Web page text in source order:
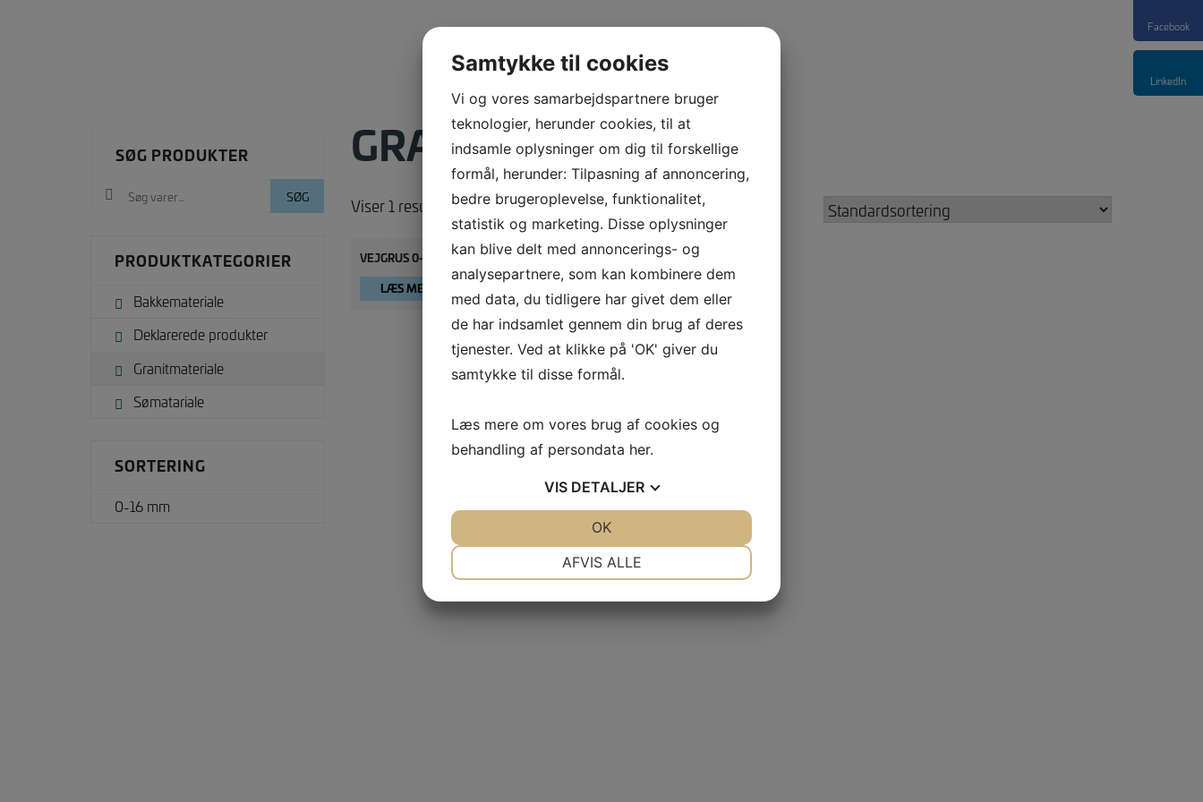
Facebook
LinkedIn
GRANITMATERIALE
Viser 1 resultat
VEJGRUS 0-16 MM.
LÆS MERE
SØG PRODUKTER
Søg
efter:
SØG
PRODUKTKATEGORIER
Bakkemateriale
Deklarerede produkter
Granitmateriale
Sømatariale
SORTERING
0-16 mm
Samtykke til cookies
Vi og vores samarbejdspartnere bruger
teknologier, herunder cookies, til at
indsamle oplysninger om dig til forskellige
formål, herunder: Tilpasning af annoncering,
bedre brugeroplevelse, funktionalitet,
statistik og marketing. Disse oplysninger
kan blive delt med annoncerings- og
analysepartnere, som kan kombinere dem
med data, du tidligere har givet dem eller
de har indsamlet gennem din brug af deres
tjenester. Ved at klikke på 'OK' giver du
samtykke til disse formål.
Læs mere om vores brug af cookies og
behandling af persondata her.
VIS DETALJER
AFVIS ALLE
OK